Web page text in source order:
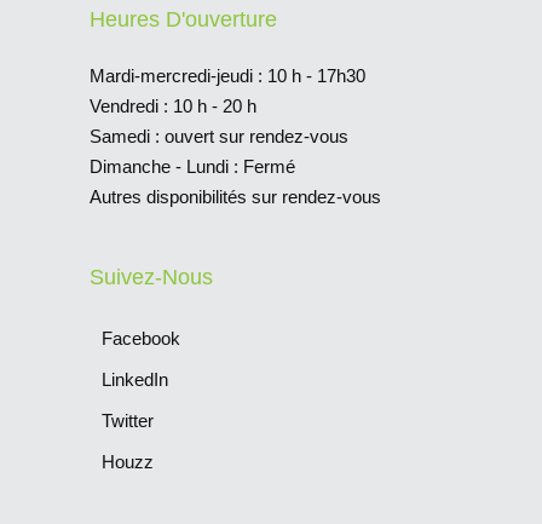
Heures D'ouverture
Mardi-mercredi-jeudi : 10 h - 17h30
Vendredi : 10 h - 20 h
Samedi : ouvert sur rendez-vous
Dimanche - Lundi : Fermé
Autres disponibilités sur rendez-vous
Suivez-Nous
Facebook
LinkedIn
Twitter
Houzz